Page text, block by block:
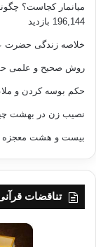
میانمار کجاست؟
196,144 بازدید
خلاصه زندگی حضرت
روش صحیح و علمی
حکم بوسه کردن و
نصیب زن در بهشت
بیست و هشت معجزه
تناقضات